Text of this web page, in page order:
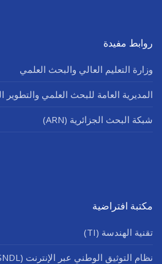
روابط مفيدة
وزارة التعليم العالي والبحث العلمي
المديرية العامة للبحث العلمي والتطوير
شبكة البحث الجزائرية (ARN)
مكتبة افتراضية
تقنية الهندسة (TI)
نظام التوثيق الوطني عبر الإنترنت (SNDL)